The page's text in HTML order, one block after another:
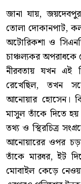
জানা যায়,
তোলা দোকানপাট,
অটোরিকশা ও
চাঞ্চল্যকর অপরাধকে
নীরবতায় যখন এই
রেখেছিল, তখন
আনোয়ার হোসেন।
মাসুল তাঁকে দিতে
তথ্য ও স্থিরচিত্র
আনোয়ারের ওপর
তাঁকে মারধর, ইট
মোবাইল কেড়ে